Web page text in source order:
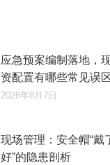
应急预案编制落地，
资配置有哪些常见误
2026年8月7日
现场管理：安全帽“戴
好”的隐患剖析